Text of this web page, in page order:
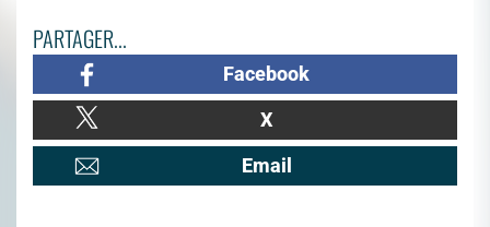
PARTAGER...
Facebook
X
Email